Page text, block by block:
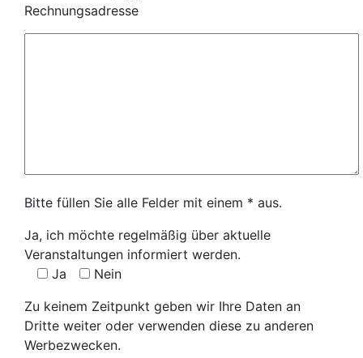
Rechnungsadresse
Bitte füllen Sie alle Felder mit einem * aus.
Ja, ich möchte regelmäßig über aktuelle
Veranstaltungen informiert werden.
Ja
Nein
Zu keinem Zeitpunkt geben wir Ihre Daten an
Dritte weiter oder verwenden diese zu anderen
Werbezwecken.